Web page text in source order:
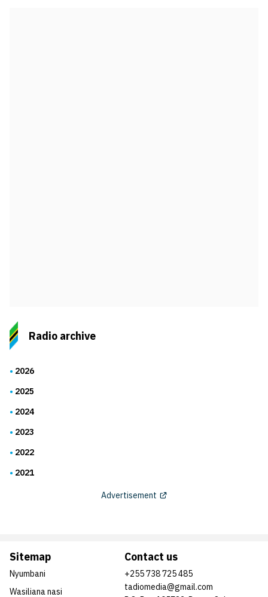
Radio archive
2026
2025
2024
2023
2022
2021
Advertisement
Sitemap
Nyumbani
Wasiliana nasi
Contact us
+255 738 725 485
tadiomedia@gmail.com